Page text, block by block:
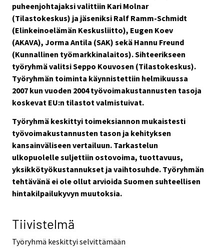
puheenjohtajaksi valittiin Kari Molnar
(Tilastokeskus) ja jäseniksi Ralf Ramm-Schmidt
(Elinkeinoelämän Keskusliitto), Eugen Koev
(AKAVA), Jorma Antila (SAK) sekä Hannu Freund
(Kunnallinen työmarkkinalaitos). Sihteerikseen
työryhmä valitsi Seppo Kouvosen (Tilastokeskus).
Työryhmän toiminta käynnistettiin helmikuussa
2007 kun vuoden 2004 työvoimakustannusten tasoja
koskevat EU:n tilastot valmistuivat.
Työryhmä keskittyi toimeksiannon mukaistesti
työvoimakustannusten tason ja kehityksen
kansainväliseen vertailuun. Tarkastelun
ulkopuolelle suljettiin ostovoima, tuottavuus,
yksikkötyökustannukset ja vaihtosuhde. Työryhmän
tehtävänä ei ole ollut arvioida Suomen suhteellisen
hintakilpailukyvyn muutoksia.
Tiivistelmä
Työryhmä keskittyi selvittämään